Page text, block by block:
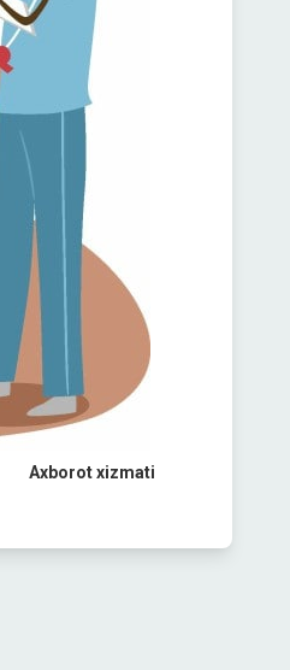
Axborot xizmati